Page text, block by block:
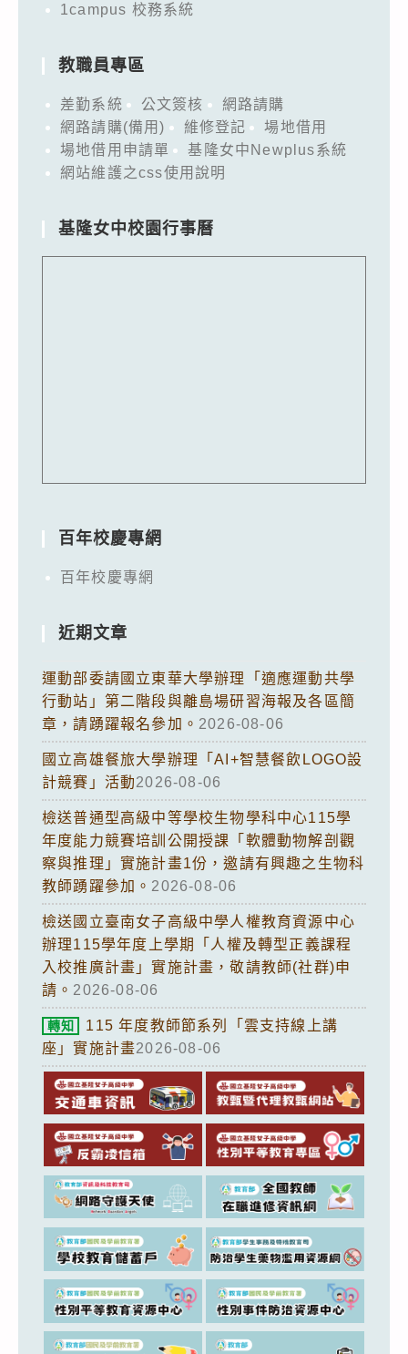
1campus 校務系統
教職員專區
差勤系統 公文簽核
網路請購
網路請購(備用)
維修登記
場地借用
場地借用申請單
基隆女中Newplus系統
網站維護之css使用說明
基隆女中校園行事曆
百年校慶專網
百年校慶專網
近期文章
運動部委請國立東華大學辦理「適應運動共學
行動站」第二階段與離島場研習海報及各區簡
章，請踴躍報名參加。 2026-08-06
國立高雄餐旅大學辦理「AI+智慧餐飲LOGO設
計競賽」活動2026-08-06
檢送普通型高級中等學校生物學科中心115學
年度能力競賽培訓公開授課「軟體動物解剖觀
察與推理」實施計畫1份，邀請有興趣之生物科
教師踴躍參加。 2026-08-06
檢送國立臺南女子高級中學人權教育資源中心
辦理115學年度上學期「人權及轉型正義課程
入校推廣計畫」實施計畫，敬請教師(社群)申
請。 2026-08-06
轉知
115 年度教師節系列「雲支持線上講
座」實施計畫2026-08-06